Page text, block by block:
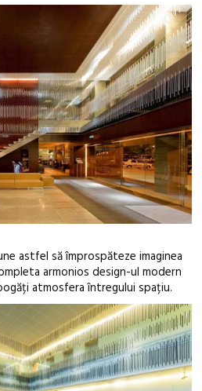
astfel să împrospăteze imaginea
armonios design-ul modern
atmosfera întregului spațiu.